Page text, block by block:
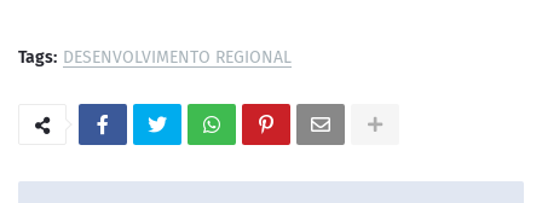
Tags: DESENVOLVIMENTO REGIONAL